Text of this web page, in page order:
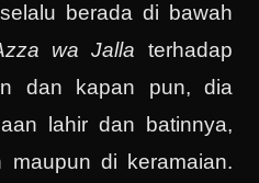
berada di bawah
wa Jalla terhadap
dan kapan pun, dia
lahir dan batinnya,
maupun di keramaian.